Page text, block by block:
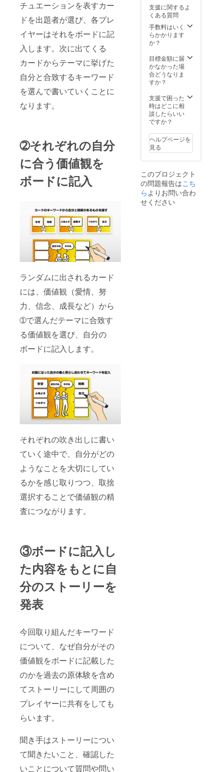
チュエーションを表すカー
ドを出題者が選び、各プレ
イヤーはそれをボードに記
入します。次に出てくる
カードからテーマに挙げた
自分と合致するキーワード
を選んで書いていくことに
なります。
➁それぞれの自分
に合う価値観を
ボードに記入
ランダムに出されるカード
には、価値観（愛情、努
力、信念、成長など）から
➀で選んだテーマに合致す
る価値観を選び、自分の
ボードに記入します。
それぞれの吹き出しに書い
ていく途中で、自分がどの
ようなことを大切にしてい
るかを感じ取りつつ、取捨
選択することで価値観の精
査につながります。
③ボードに記入し
た内容をもとに自
分のストーリーを
発表
今回取り組んだキーワード
について、なぜ自分がその
価値観をボードに記載した
のかを過去の原体験を含め
てストーリーにして周囲の
プレイヤーに共有をしても
らいます。
聞き手はストーリーについ
て聞きたいこと、確認した
いことについて質問や問い
東京都
内であ
れば無
料でお
伺いし
※スケ
ジュー
ルはご
相談さ
ただき
ます。
※内容に
よって
料金が
発生す
る場合
ていた
だく場
合がご
ざいま
す。 ※
支援に関するよ
くある質問
手数料はいく
らかかります
か？
目標金額に届
かなかった場
合どうなりま
すか？
支援で困った
時はどこに相
談したらいい
ですか？
ヘルプページを
見る
このプロジェクト
の問題報告はこち
ら よりお問い合わ
せください